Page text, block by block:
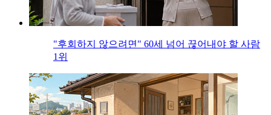
"후회하지 않으려면" 60세 넘어 끊어내야 할 사람
1위